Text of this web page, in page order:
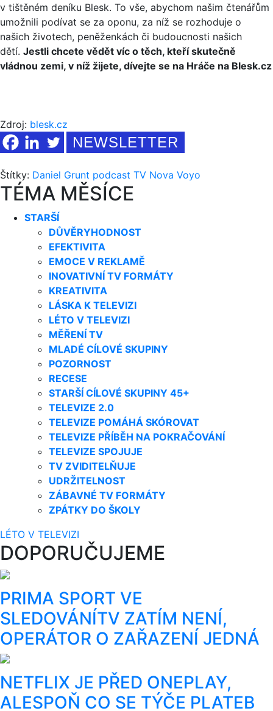
v tištěném deníku Blesk. To vše, abychom našim čtenářům
umožnili podívat se za oponu, za níž se rozhoduje o
našich životech, peněženkách či budoucnosti našich
dětí. Jestli chcete vědět víc o těch, kteří skutečně
vládnou zemi, v níž žijete, dívejte se na Hráče na Blesk.cz
Zdroj: blesk.cz
NEWSLETTER
Štítky: Daniel Grunt podcast TV Nova Voyo
TÉMA MĚSÍCE
STARŠÍ
DŮVĚRYHODNOST
EFEKTIVITA
EMOCE V REKLAMĚ
INOVATIVNÍ TV FORMÁTY
KREATIVITA
LÁSKA K TELEVIZI
LÉTO V TELEVIZI
MĚŘENÍ TV
MLADÉ CÍLOVÉ SKUPINY
POZORNOST
RECESE
STARŠÍ CÍLOVÉ SKUPINY 45+
TELEVIZE 2.0
TELEVIZE POMÁHÁ SKÓROVAT
TELEVIZE PŘÍBĚH NA POKRAČOVÁNÍ
TELEVIZE SPOJUJE
TV ZVIDITELŇUJE
UDRŽITELNOST
ZÁBAVNÉ TV FORMÁTY
ZPÁTKY DO ŠKOLY
LÉTO V TELEVIZI
DOPORUČUJEME
PRIMA SPORT VE
SLEDOVÁNÍTV ZATÍM NENÍ,
OPERÁTOR O ZAŘAZENÍ JEDNÁ
NETFLIX JE PŘED ONEPLAY,
ALESPOŇ CO SE TÝČE PLATEB